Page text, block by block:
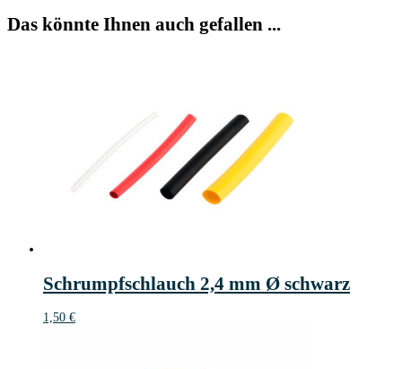
Das könnte Ihnen auch gefallen ...
Schrumpfschlauch 2,4 mm Ø schwarz
1,50 €